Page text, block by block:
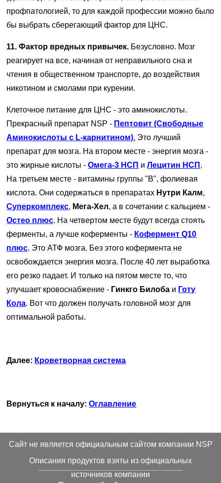
профпатологией, то для каждой профессии можно было
бы выбрать сберегающий фактор для ЦНС.
11. Фактор вредных привычек. Безусловно. Мозг
реагирует на все, начиная от неправильного сна и
чтения в общественном транспорте, до воздействия
никотином и смолами при курении.
Клеточное питание для ЦНС - это аминокислоты.
Прекрасный препарат NSP - Пептовит (Свободные
Аминокислоты с L-карнитином). Это лучший
препарат для мозга. На втором месте - энергия мозга -
это жирные кислоты -Омега-3 НСП иЛецитин НСП .
На третьем месте - витамины группы "В", фолиевая
кислота. Они содержаться в препаратах Нутри Калм,
Суперкомплекс, Мега-Хел, а в сочетании с кальцием -
Остео плюс. На четвертом месте будут всегда стоять
ферменты, а лучше коферменты - Кофермент Q10
плюс. Это АТФ мозга. Без этого кофермента не
освобождается энергия мозга. После 40 лет выработка
его резко падает. И только на пятом месте то, что
улучшает кровоснабжение - Гинкго Билоба и Готу
Кола. Вот что должен получать головной мозг для
оптимальной работы.
Далее: Кроветворная система
Вернуться к началу:Оглавление
Cайт не является официальным сайтом компании NSP
Описания продуктов взяты из официальных
источников компании